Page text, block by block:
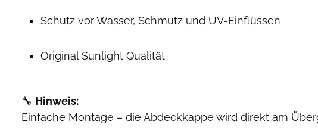
Schutz vor Wasser, Schmutz und UV-Einflüssen
Original Sunlight Qualität
🔧 Hinweis:
Einfache Montage – die Abdeckkappe wird direkt am